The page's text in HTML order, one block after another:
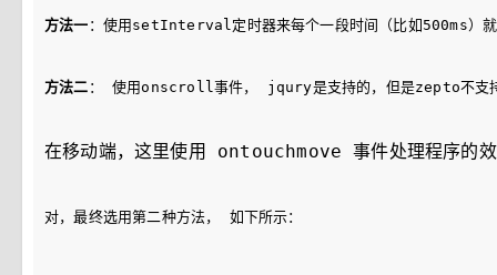
方法一 ：使用setInterval定时器来每个一段时间（比如500ms）
方法二 ： 使用onscroll事件， jqury是支持的，但是zepto
在移动端，这里使用 ontouchmove 事件处理程序的
对，最终选用第二种方法， 如下所示：